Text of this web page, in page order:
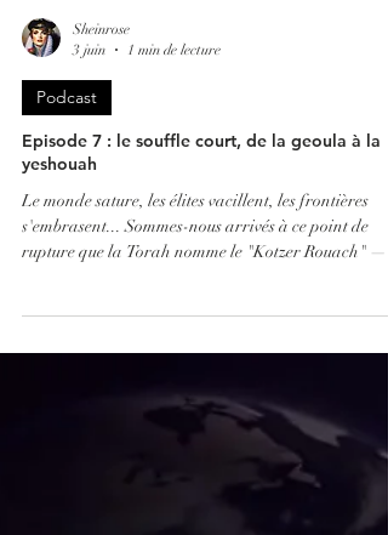
Sheinrose
3 juin
1 min de lecture
Podcast
Episode 7 : le souffle court, de la geoula à la
yeshouah
Le monde sature, les élites vacillent, les frontières
s'embrasent... Sommes-nous arrivés à ce point de
rupture que la Torah nomme le "Kotzer Rouach" —
délivrance physique, politique et collective que
il à guérir les cœurs ?